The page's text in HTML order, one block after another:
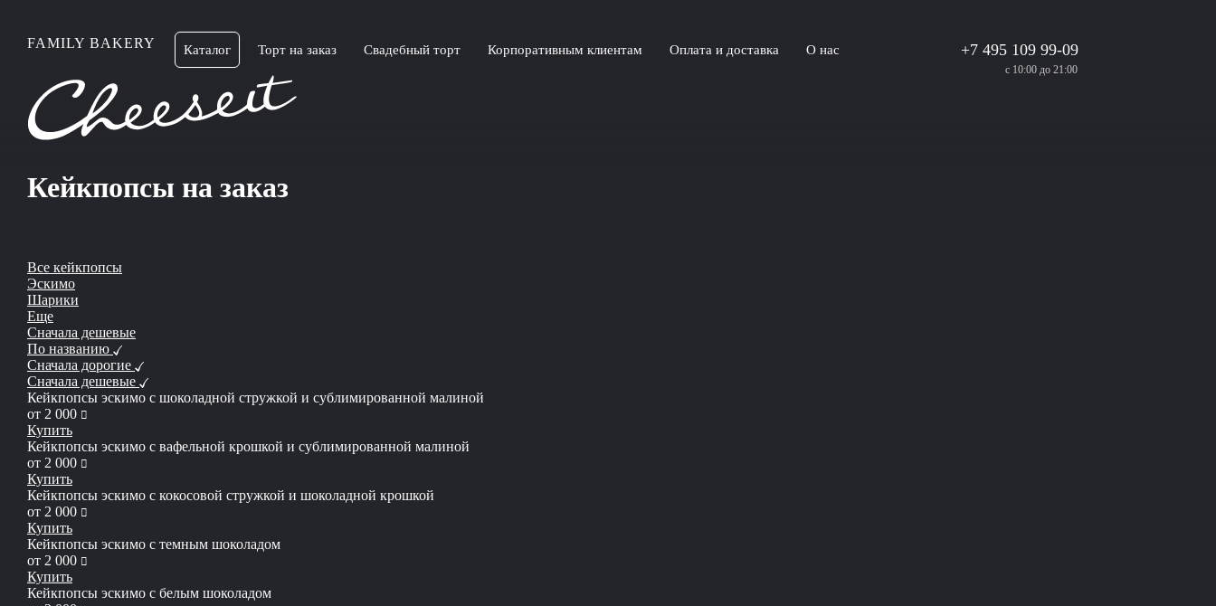
FAMILY BAKERY Каталог Торт на заказ Свадебный торт Корпоративным клиентам Оплата и доставка О нас +7 495 109 99-09
с 10:00 до 21:00
Кейкпопсы на заказ
Все кейкпопсы
Эскимо
Шарики
Еще
Сначала дешевые
По названию
Сначала дорогие
Сначала дешевые
Кейкпопсы эскимо с шоколадной стружкой и сублимированной малиной
от 2 000 руб
Купить
Кейкпопсы эскимо с вафельной крошкой и сублимированной малиной
от 2 000 руб
Купить
Кейкпопсы эскимо с кокосовой стружкой и шоколадной крошкой
от 2 000 руб
Купить
Кейкпопсы эскимо с темным шоколадом
от 2 000 руб
Купить
Кейкпопсы эскимо с белым шоколадом